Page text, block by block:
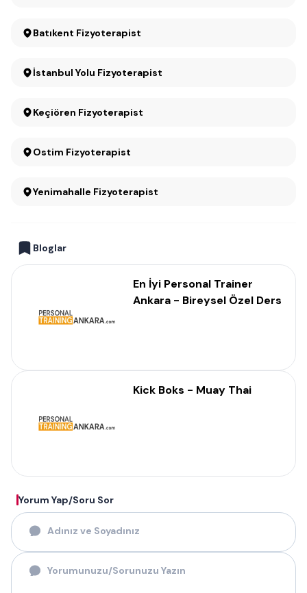
Batıkent Fizyoterapist
İstanbul Yolu Fizyoterapist
Keçiören Fizyoterapist
Ostim Fizyoterapist
Yenimahalle Fizyoterapist
Bloglar
En İyi Personal Trainer
Ankara - Bireysel Özel Ders
Kick Boks - Muay Thai
Yorum Yap/Soru Sor